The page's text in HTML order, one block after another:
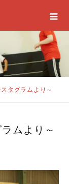
タグラムより～
ムより～